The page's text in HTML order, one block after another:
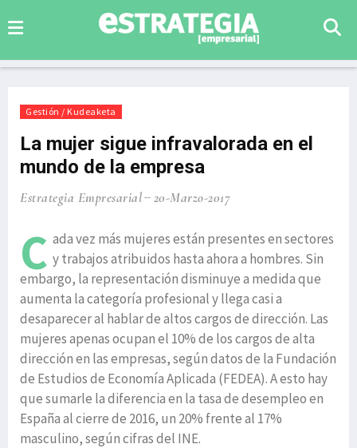
Gestión / Kudeaketa
La mujer sigue infravalorada en el
mundo de la empresa
Estrategia Empresarial 20-Marzo-2017
C ada vez más mujeres están presentes en sectores
y trabajos atribuidos hasta ahora a hombres. Sin
embargo, la representación disminuye a medida que
aumenta la categoría profesional y llega casi a
desaparecer al hablar de altos cargos de dirección. Las
mujeres apenas ocupan el 10% de los cargos de alta
dirección en las empresas, según datos de la Fundación
de Estudios de Economía Aplicada (FEDEA). A esto hay
que sumarle la diferencia en la tasa de desempleo en
España al cierre de 2016, un 20% frente al 17%
masculino, según cifras del INE.